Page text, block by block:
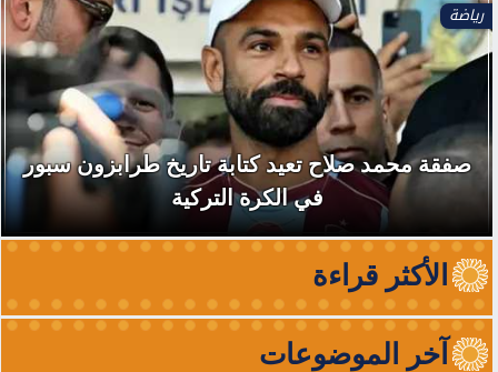
رياضة
صفقة محمد صلاح تعيد كتابة تاريخ طرابزون سبور
في الكرة التركية
الأكثر قراءة
آخر الموضوعات